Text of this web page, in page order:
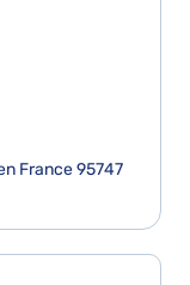
France 95747